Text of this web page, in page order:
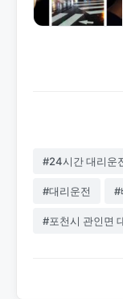
#24시간 대리운
#대리운전 #
#포천시 관인면